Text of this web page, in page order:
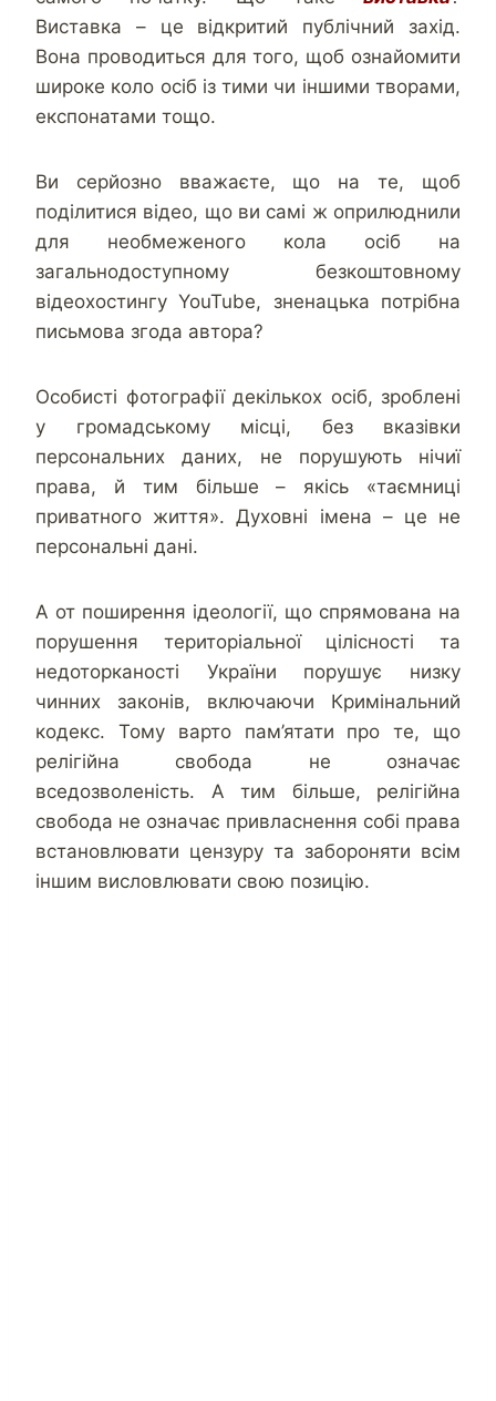
Виставка – це відкритий публічний захід.
Вона проводиться для того, щоб ознайомити
широке коло осіб із тими чи іншими творами,
експонатами тощо.
Ви серйозно вважаєте, що на те, щоб
поділитися відео, що ви самі ж оприлюднили
для необмеженого кола осіб на
загальнодоступному безкоштовному
відеохостингу YouTube, зненацька потрібна
письмова згода автора?
Особисті фотографії декількох осіб, зроблені
у громадському місці, без вказівки
персональних даних, не порушують нічиї
права, й тим більше – якісь «таємниці
приватного життя». Духовні імена – це не
персональні дані.
А от поширення ідеології, що спрямована на
порушення територіальної цілісності та
недоторканості України порушує низку
чинних законів, включаючи Кримінальний
кодекс. Тому варто пам’ятати про те, що
релігійна свобода не означає
вседозволеність. А тим більше, релігійна
свобода не означає привласнення собі права
встановлювати цензуру та забороняти всім
іншим висловлювати свою позицію.